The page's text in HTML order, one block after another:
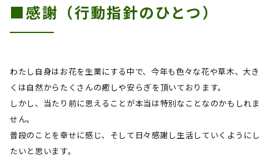
■感謝（行動指針のひとつ）
わたし自身はお花を生業にする中で、今年も色々な花や草木、大き
くは自然からたくさんの癒しや安らぎを頂いております。
しかし、当たり前に思えることが本当は特別なことなのかもしれま
せん。
普段のことを幸せに感じ、そして日々感謝し生活していくようにし
たいと思います。